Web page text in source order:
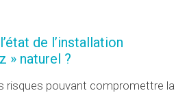
de l’installation
» naturel ?
risques pouvant compromettre la